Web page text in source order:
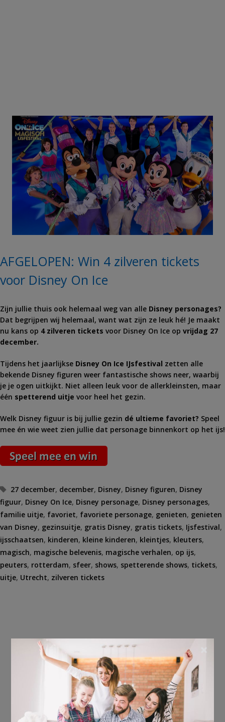
AFGELOPEN: Win 4 zilveren tickets
voor Disney On Ice
Zijn jullie thuis ook helemaal weg van alle Disney personages?
Dat begrijpen wij helemaal, want wat zijn ze leuk hé! Je maakt
nu kans op 4 zilveren tickets voor Disney On Ice op vrijdag 27
december.
Tijdens het jaarlijkse Disney On Ice IJsfestival zetten alle
bekende Disney figuren weer fantastische shows neer, waarbij
je je ogen uitkijkt. Niet alleen leuk voor de allerkleinsten, maar
één spetterend uitje voor heel het gezin.
Welk Disney figuur is bij jullie gezin dé ultieme favoriet? Speel
mee én wie weet zien jullie dat personage binnenkort op het ijs!
Tags
27 december, december, Disney, Disney figuren, Disney
figuur, Disney On Ice, Disney personage, Disney personages,
familie uitje, favoriet, favoriete personage, genieten, genieten
van Disney, gezinsuitje, gratis Disney, gratis tickets, Ijsfestival,
ijsschaatsen, kinderen, kleine kinderen, kleintjes, kleuters,
magisch, magische belevenis, magische verhalen, op ijs,
peuters, rotterdam, sfeer, shows, spetterende shows, tickets,
uitje, Utrecht, zilveren tickets